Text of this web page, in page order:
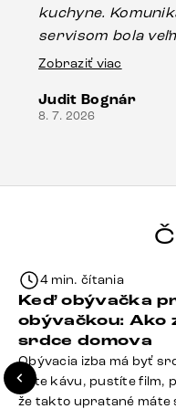
kuchyne.
servisom bola
stola bolo malé
Vincze pri riešení
veľmi korektne.
Zobraziť viac
Judit Bognár
8. 7. 2026
4 min. čítania
Keď obývačka
obývačkou: Ako
srdce domova
Obývacia izba má byť
dáte kávu, pustíte film,
že takto upratané máte